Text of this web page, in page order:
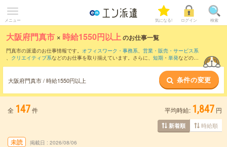
メニュー 気になる! ログイン 検索
大阪府門真市 × 時給1550円以上のお仕事一覧
門真市の派遣のお仕事情報です。 オフィスワーク・事務系、 営業・販売・サービス系
、 クリエイティブ系などのお仕事を取り揃えています。さらに、 短期 ・ 単発などの期
大阪府門真市 / 時給1550円以上 条件の変更
全 147件 平均時給: 1,847 円
新着順 時給順
未読 掲載日 2026/08/06